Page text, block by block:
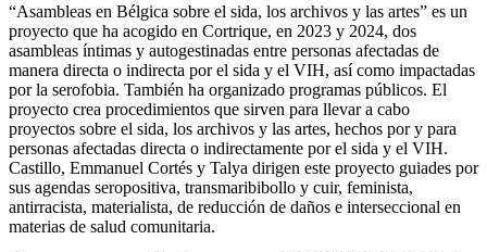
“Asambleas en Bélgica sobre el sida, los archivos y las artes” es un
proyecto que ha acogido en Cortrique, en 2023 y 2024, dos
asambleas íntimas y autogestinadas entre personas afectadas de
manera directa o indirecta por el sida y el VIH, así como impactadas
por la serofobia. También ha organizado programas públicos. El
proyecto crea procedimientos que sirven para llevar a cabo
proyectos sobre el sida, los archivos y las artes, hechos por y para
personas afectadas directa o indirectamente por el sida y el VIH.
Castillo, Emmanuel Cortés y Talya dirigen este proyecto guiades por
sus agendas seropositiva, transmaribibollo y cuir, feminista,
antirracista, materialista, de reducción de daños e interseccional en
materias de salud comunitaria.